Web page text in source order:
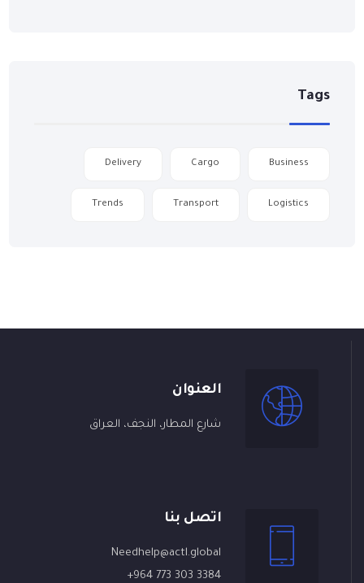
Tags
Business
Cargo
Delivery
Logistics
Transport
Trends
العنوان
شارع المطار، النجف، العراق
اتصل بنا
Needhelp@actl.global
+964 773 303 3384